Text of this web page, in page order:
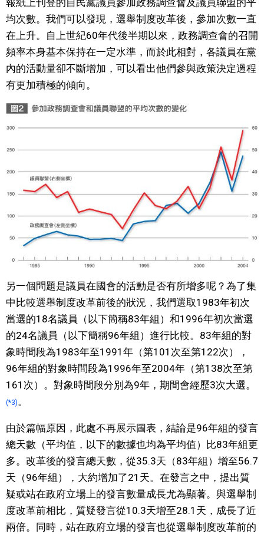
均次數。我們可以發現，選舉制度改革後，參加次數一直
在上升。自上世紀60年代後半期以來，政務調查會的召開
頻率本身基本保持在一定水準，而於此相對，各議員在黨
內的活動量卻不斷增加，可以看出他們參與政策決定過程
有更加積極的傾向。
另一個問題是議員在國會的活動是否有所增多呢？為了集
中比較選舉制度改革前後的狀況，我們選取1983年初次
當選的18名議員（以下簡稱83年組）和1996年初次當選
的24名議員（以下簡稱96年組）進行比較。83年組的對
象時間段為1983年至1991年（第101次至第122次），
96年組的對象時間段為1996年至2004年（第138次至第
161次）。對象時間段分別為9年，期間會經歷3次大選。
(*3)。
由於篇幅原因，此處不再展示圖表，結論是96年組的發言
總天數（平均值，以下的數據也均為平均值）比83年組更
多。改革後的發言總天數，從35.3天（83年組）增至56.7
天（96年組），大約增加了21天。在發言之中，提出質
疑或站在政府立場上的發言數量成長尤為顯著。與選舉制
度改革前相比，質疑發言從10.3天增至28.1天，成長了近
兩倍。同時，站在政府立場的發言也從選舉制度改革前的